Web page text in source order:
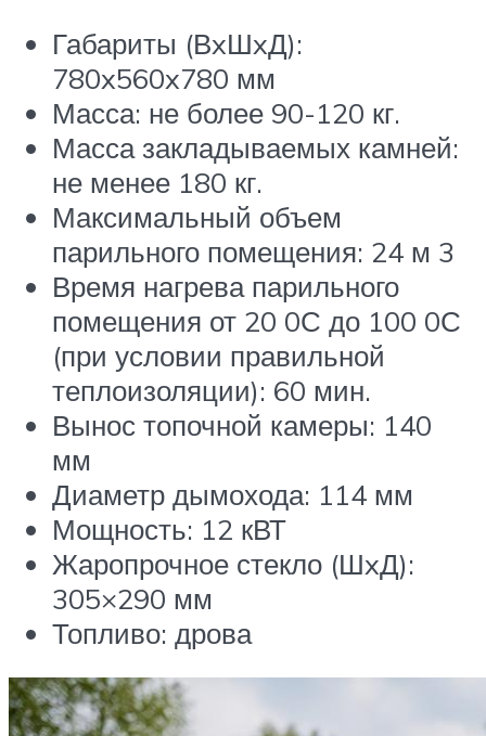
Габариты (ВxШxД):
780x560x780 мм
Масса: не более 90-120 кг.
Масса закладываемых камней:
не менее 180 кг.
Максимальный объем
парильного помещения: 24 м 3
Время нагрева парильного
помещения от 20 0С до 100 0С
(при условии правильной
теплоизоляции): 60 мин.
Вынос топочной камеры: 140
мм
Диаметр дымохода: 114 мм
Мощность: 12 кВТ
Жаропрочное стекло (ШxД):
305×290 мм
Топливо: дрова